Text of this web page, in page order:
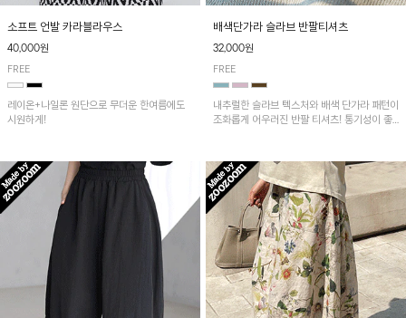
소프트 언발 카라블라우스
40,000원
FREE
레이온+나일론 원단으로 무더운 한여름에도
시원하게!
배색단가라 슬라브 반팔티셔츠
32,000원
FREE
내추럴한 슬라브 텍스처와 배색 단가라 패턴이
조화롭게 어우러진 반팔 티셔츠! 통기성이 좋